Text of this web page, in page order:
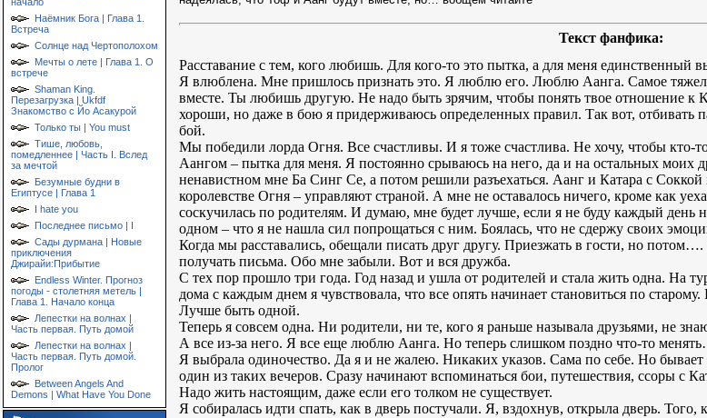
Наёмник Бога | Глава 1.
Встреча
Солнце над Чертополохом
Мечты о лете | Глава 1. О
встрече
Shaman King.
Перезагрузка | Ukfdf
Знакомство с Йо Асакурой
Только ты | You must
Тише, любовь,
помедленнее | Часть I. Вслед
за мечтой
Безумные будни в
Египтусе | Глава 1
I hate you
Последнее письмо | I
Сады дурмана | Новые
приключения
Джирайи:Прибытие
Endless Winter. Прогноз
погоды - столетняя метель |
Глава 1. Начало конца
Лепестки на волнах |
Часть первая. Путь домой
Лепестки на волнах |
Часть первая. Путь домой.
Пролог
Between Angels And
Demons | What Have You Done
Текст фанфика:
Расставание с тем, кого любишь. Для кого-то это пытка, а для меня единственный
Я влюблена. Мне пришлось признать это. Я люблю его. Люблю Аанга. Самое
вместе. Ты любишь другую. Не надо быть зрячим, чтобы понять твое отношение к
хороши, но даже в бою я придерживаюсь определенных правил. Так вот, отбивать
бой.
Мы победили лорда Огня. Все счастливы. И я тоже счастлива. Не хочу, чтобы кто-
Аангом – пытка для меня. Я постоянно срываюсь на него, да и на остальных
ненавистном мне Ба Синг Се, а потом решили разъехаться. Аанг и Катара с
королевстве Огня – управляют страной. А мне не оставалось ничего, кроме как
соскучилась по родителям. И думаю, мне будет лучше, если я не буду каждый
одном – что я не нашла сил попрощаться с ним. Боялась, что не сдержу своих
Когда мы расставались, обещали писать друг другу. Приезжать в гости, но потом….
получать письма. Обо мне забыли. Вот и вся дружба.
С тех пор прошло три года. Год назад и ушла от родителей и стала жить одна. На
дома с каждым днем я чувствовала, что все опять начинает становиться по
Лучше быть одной.
Теперь я совсем одна. Ни родители, ни те, кого я раньше называла друзьями, не
А все из-за него. Я все еще люблю Аанга. Но теперь слишком поздно что-то
Я выбрала одиночество. Да я и не жалею. Никаких указов. Сама по себе. Но бывает
один из таких вечеров. Сразу начинают вспоминаться бои, путешествия, ссоры с
Надо жить настоящим, даже если его толком не существует.
Я собиралась идти спать, как в дверь постучали. Я, вздохнув, открыла дверь. Того,